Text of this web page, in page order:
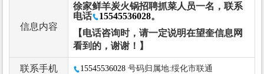
信息内容
徐家鲜羊炭火锅招聘抓菜人员一名，联系
电话
15545536028。
【电话咨询时，请一定说明在望奎信息网
看到的，谢谢！】
联系手机 15545536028 号码归属地:绥化市联通